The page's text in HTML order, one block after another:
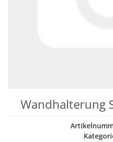
Wandhalterung